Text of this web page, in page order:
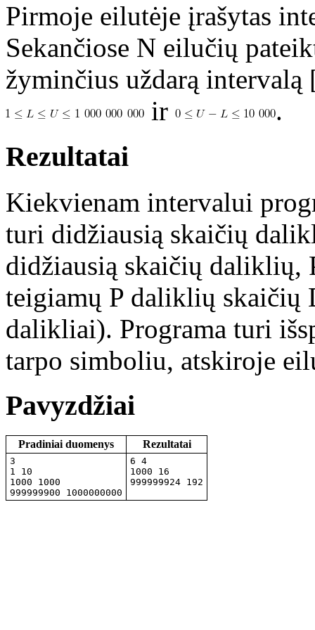
Pirmoje eilutėje įrašytas
Sekančiose N eilučių
žyminčius uždarą
ir
.
Rezultatai
Kiekvienam intervalui
turi didžiausią skaičių
didžiausią skaičių daliklių,
teigiamų P daliklių skaičių
dalikliai). Programa turi
tarpo simboliu, atskiroje
Pavyzdžiai
Pradiniai duomenys Rezultatai
3
1 10
1000 1000
999999900 1000000000
6 4
1000 16
999999924 192